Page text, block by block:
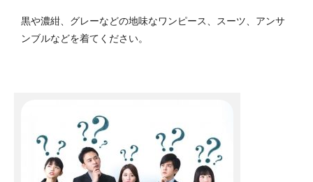
黒や濃紺、グレーなどの地味なワンピース、スーツ、アンサ
ンブルなどを着てください。